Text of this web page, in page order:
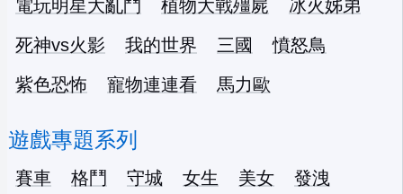
電玩明星大亂鬥
植物大戰殭屍
冰火姊弟
死神vs火影
我的世界 三國
憤怒鳥
紫色恐怖
寵物連連看 馬力歐
遊戲專題系列
賽車 格鬥 守城 女生 美女
發洩